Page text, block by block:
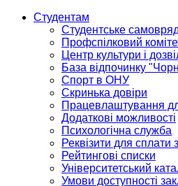
Студентам
Студентське
Профспілковий
Центр культури і
База відпочинку
Спорт в ОНУ
Скринька довіри
Працевлаштування
Додаткові можливості
Психологічна служба
Реквізити для
Рейтингові списки
Університетський
Умови доступності